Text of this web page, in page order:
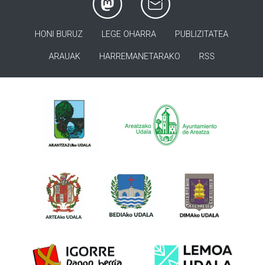
HONI BURUZ LEGE OHARRA PUBLIZITATEA
ARAUAK HARREMANETARAKO RSS